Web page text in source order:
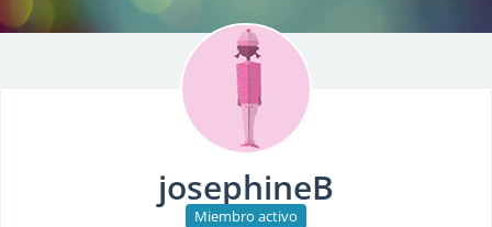
josephineB
Miembro activo